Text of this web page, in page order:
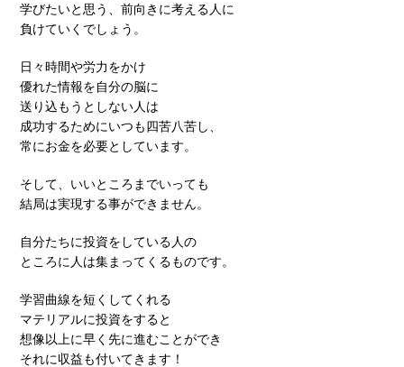
学びたいと思う、前向きに考える人に
負けていくでしょう。
日々時間や労力をかけ
優れた情報を自分の脳に
送り込もうとしない人は
成功するためにいつも四苦八苦し、
常にお金を必要としています。
そして、いいところまでいっても
結局は実現する事ができません。
自分たちに投資をしている人の
ところに人は集まってくるものです。
学習曲線を短くしてくれる
マテリアルに投資をすると
想像以上に早く先に進むことができ
それに収益も付いてきます！